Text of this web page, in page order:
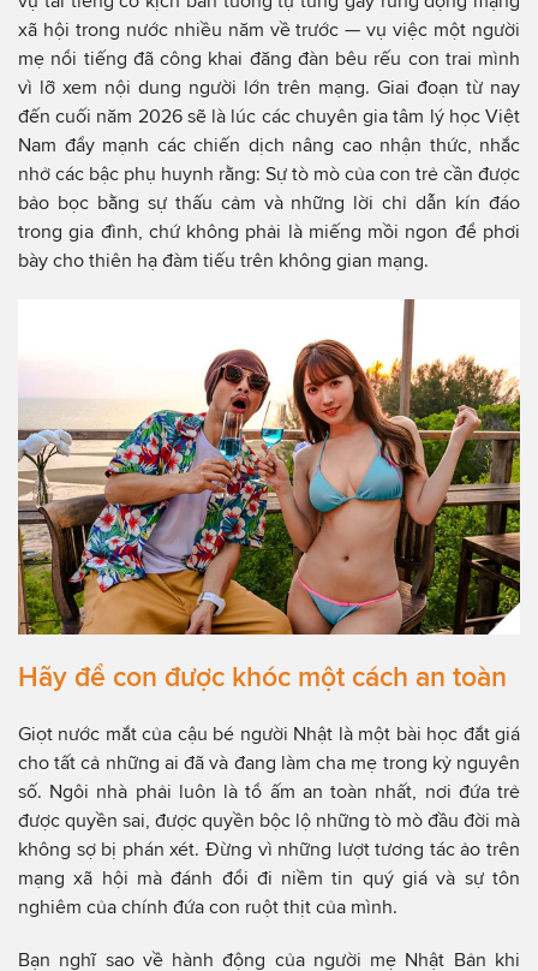
xã hội trong nước nhiều năm về trước — vụ việc một người
mẹ nổi tiếng đã công khai đăng đàn bêu rếu con trai mình
vì lỡ xem nội dung người lớn trên mạng. Giai đoạn từ nay
đến cuối năm 2026 sẽ là lúc các chuyên gia tâm lý học Việt
Nam đẩy mạnh các chiến dịch nâng cao nhận thức, nhắc
nhở các bậc phụ huynh rằng: Sự tò mò của con trẻ cần được
bảo bọc bằng sự thấu cảm và những lời chỉ dẫn kín đáo
trong gia đình, chứ không phải là miếng mồi ngon để phơi
bày cho thiên hạ đàm tiếu trên không gian mạng.
Hãy để con được khóc một cách an toàn
Giọt nước mắt của cậu bé người Nhật là một bài học đắt giá
cho tất cả những ai đã và đang làm cha mẹ trong kỷ nguyên
số. Ngôi nhà phải luôn là tổ ấm an toàn nhất, nơi đứa trẻ
được quyền sai, được quyền bộc lộ những tò mò đầu đời mà
không sợ bị phán xét. Đừng vì những lượt tương tác ảo trên
mạng xã hội mà đánh đổi đi niềm tin quý giá và sự tôn
nghiêm của chính đứa con ruột thịt của mình.
Bạn nghĩ sao về hành động của người mẹ Nhật Bản khi